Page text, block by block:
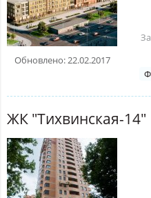
Обновлено: 22.02.2017
ЖК "Тихвинская-14"